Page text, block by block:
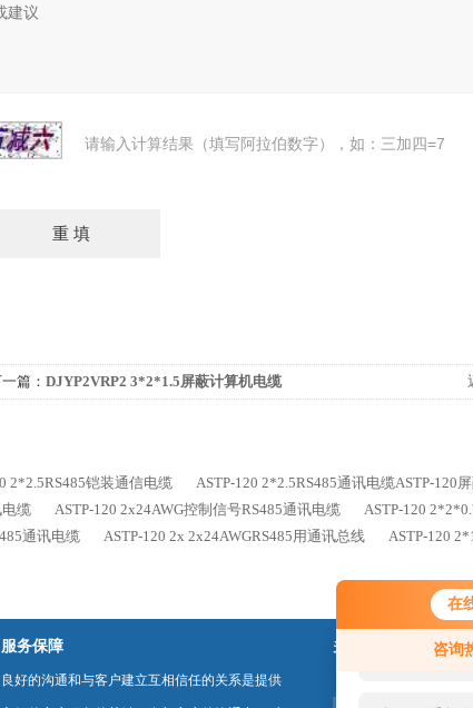
在
咨询
您好！欢迎
服务，请问
请输入计算结果（填写阿拉伯数字），如：三加四=7
篇： DJYP2VRP2 3*2*1.5屏蔽计算机电缆
2*2.5RS485铠装通信电缆
ASTP-120 2*2.5RS485通讯电缆ASTP-120
电缆 ASTP-120 2x24AWG控制信号RS485通讯电缆
ASTP-120
通讯电缆 ASTP-120 2x 2x24AWGRS485用通讯总线
ASTP-120
服务保障
良好的沟通和与客户建立互相信任的关系是提供
关注我们